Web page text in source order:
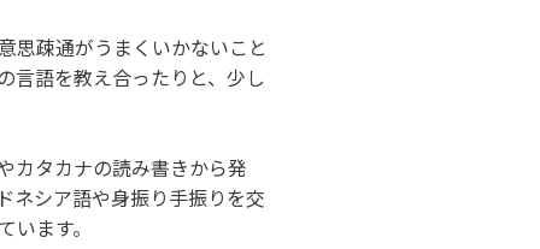
思疎通がうまくいかないこと
言語を教え合ったりと、少し
カタカナの読み書きから発
ネシア語や身振り手振りを交
ます。